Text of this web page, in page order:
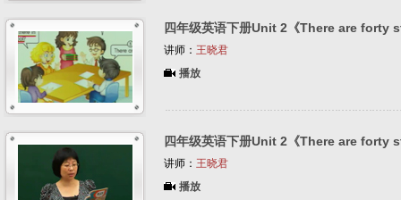
四年级英语下册Unit 2《There are
讲师： 王晓君
播放
四年级英语下册Unit 2《There are
讲师： 王晓君
播放